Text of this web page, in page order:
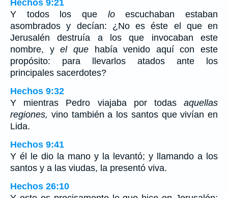
Hechos 9:21
Y todos los que loescuchaban estaban
asombrados y decían: ¿No es éste el que en
Jerusalén destruía a los que invocaban este
nombre, yel quehabía venido aquí con este
propósito: para llevarlos atados ante los
principales sacerdotes?
Hechos 9:32
Y mientras Pedro viajaba por todas aquellas
regiones, vino también a los santos que vivían en
Lida.
Hechos 9:41
Y él le dio la mano y la levantó; y llamando a los
santos y a las viudas, la presentó viva.
Hechos 26:10